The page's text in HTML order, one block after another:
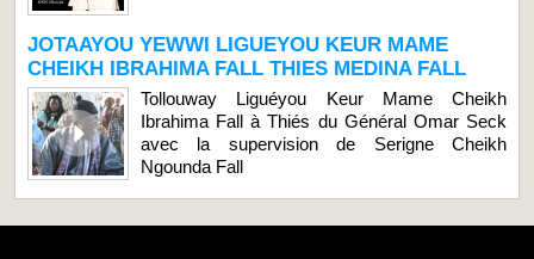
JOTAAYOU YEWWI LIGUEYOU KEUR MAME
CHEIKH IBRAHIMA FALL THIES MEDINA FALL
Tollouway Liguéyou Keur Mame Cheikh
Ibrahima Fall à Thiés du Général Omar Seck
avec la supervision de Serigne Cheikh
Ngounda Fall